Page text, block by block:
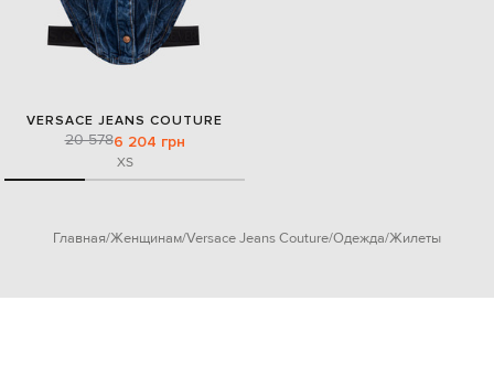
VERSACE JEANS COUTURE
20 5786 204 грн
XS
Главная Женщинам Versace Jeans Couture Одежда Жилеты